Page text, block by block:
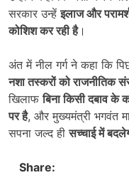
सरकार उन्हेंइलाज और
कोशिश कर रही है।
अंत में नील गर्ग ने कहा कि
नशा तस्करों को राजनीतिक
खिलाफबिना किसी दबाव के
पर है, और मुख्यमंत्री भगवंत
सपना जल्द हीसच्चाई में
Share: